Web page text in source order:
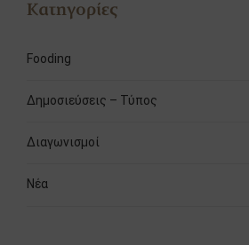
Κατηγορίες
Fooding
Δημοσιεύσεις – Τύπος
Διαγωνισμοί
Νέα